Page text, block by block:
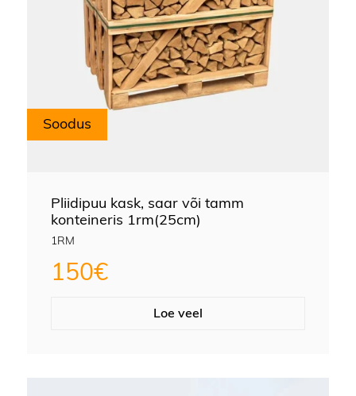
Soodus
Pliidipuu kask, saar või tamm
konteineris 1rm(25cm)
1RM
150€
Loe veel